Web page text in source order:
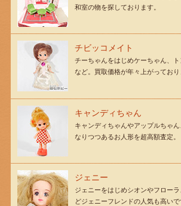
和室の物を探しております。
チビッコメイト
チーちゃんをはじめケーちゃん、
など。買取価格が年々上がっており
キャンディちゃん
キャンディちゃんやアップルちゃ
なりつつあるお人形を超高額査定。
ジェニー
ジェニーをはじめシオンやフロー
どジェニーフレンドの人気も高いで